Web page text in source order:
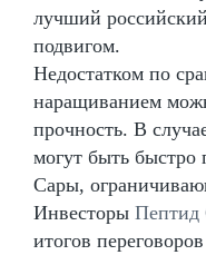
лучший
подвигом.
Недостатком по
наращиванием
прочность. В
могут быть
Сары,
Инвесторы Пептид
итогов